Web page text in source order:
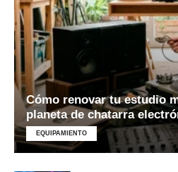
Cómo renovar tu estudio
planeta de chatarra
EQUIPAMIENTO